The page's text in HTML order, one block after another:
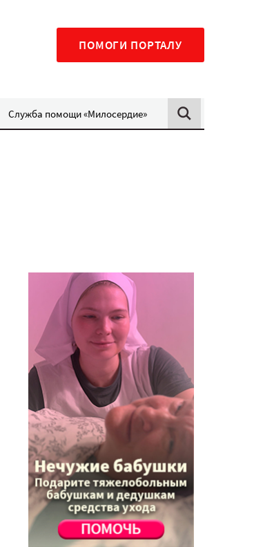
ПОМОГИ ПОРТАЛУ
Служба помощи «Милосердие»